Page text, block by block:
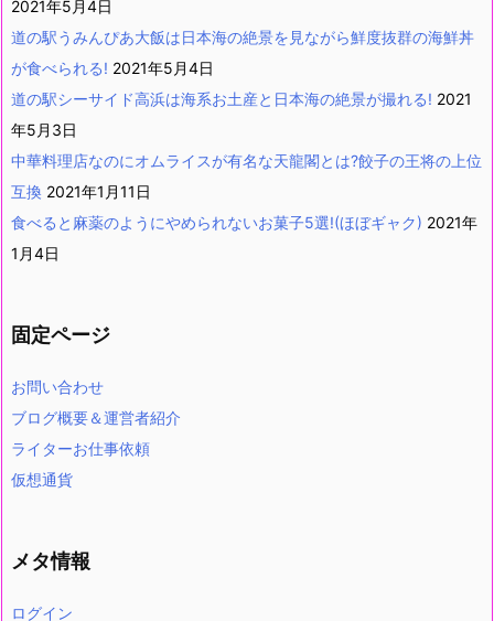
2021年5月4日
道の駅うみんぴあ大飯は日本海の絶景を見ながら鮮度抜群の海鮮丼
が食べられる! 2021年5月4日
道の駅シーサイド高浜は海系お土産と日本海の絶景が撮れる! 2021
年5月3日
中華料理店なのにオムライスが有名な天龍閣とは?餃子の王将の上位
互換 2021年1月11日
食べると麻薬のようにやめられないお菓子5選!(ほぼギャク) 2021年
1月4日
固定ページ
お問い合わせ
ブログ概要＆運営者紹介
ライターお仕事依頼
仮想通貨
メタ情報
ログイン